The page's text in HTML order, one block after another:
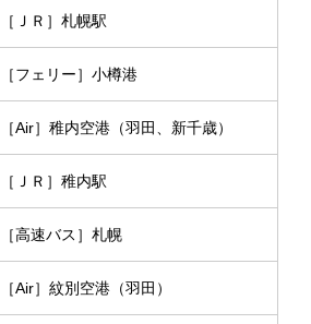
［ＪＲ］札幌駅
［フェリー］小樽港
［Air］稚内空港（羽田、新千歳）
［ＪＲ］稚内駅
［高速バス］札幌
［Air］紋別空港（羽田）